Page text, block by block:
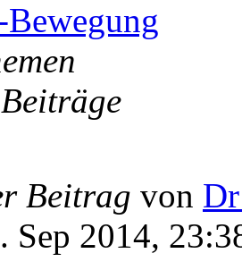
Beiträge
Beitrag von
Sep 2014,